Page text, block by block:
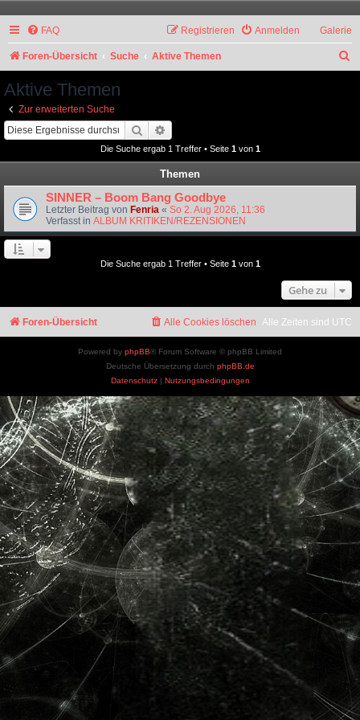
Galerie
FAQ Anmelden
Registrieren
Foren-Übersicht Suche Aktive Themen
Aktive Themen
Zur erweiterten Suche
Suche
Die Suche ergab 1 Treffer • Seite 1von 1
Themen
SINNER – Boom Bang Goodbye
Letzter Beitrag von Fenria « So 2. Aug 2026, 11:36
Verfasst in ALBUM KRITIKEN/REZENSIONEN
Die Suche ergab 1 Treffer • Seite 1von 1
Gehe zu
Foren-Übersicht Alle Zeiten sind UTC
Alle Cookies löschen
Powered by phpBB® Forum Software © phpBB Limited
Deutsche Übersetzung durch phpBB.de
Datenschutz| Nutzungsbedingungen